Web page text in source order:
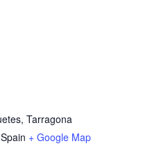
Tarragona
Spain + Google Map